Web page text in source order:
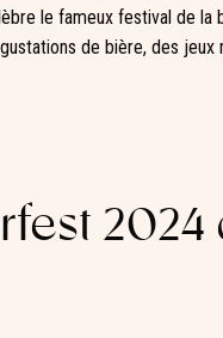
le fameux festival de la
de bière, des
2024